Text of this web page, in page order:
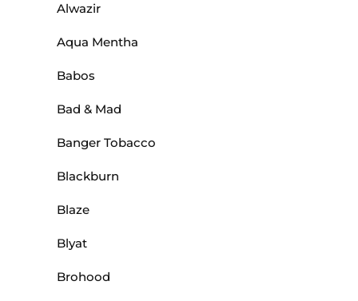
Alwazir
Aqua Mentha
Babos
Bad & Mad
Banger Tobacco
Blackburn
Blaze
Blyat
Brohood